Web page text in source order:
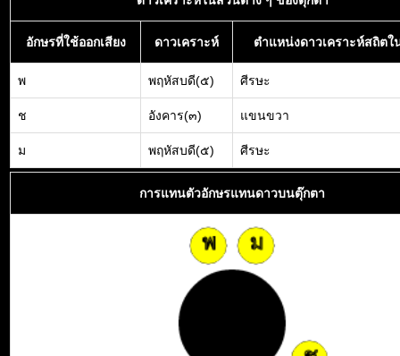
อักษรที่ใช้ออกเสียง ดาวเคราะห์ ตำแหน่งดาวเคราะห์สถิตใ
พ พฤหัสบดี(๕) ศีรษะ
ช อังคาร(๓) แขนขวา
ม พฤหัสบดี(๕) ศีรษะ
การแทนตัวอักษรแทนดาวบนตุ๊กตา